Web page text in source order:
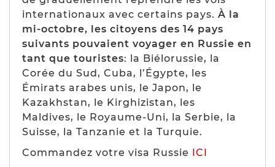
internationaux avec certains pays. À la
mi-octobre, les citoyens des 14 pays
suivants pouvaient voyager en Russie en
tant que touristes: la Biélorussie,
la
Corée du Sud, Cuba, l’Égypte,
les
Émirats arabes unis,
le Japon, le
Kazakhstan, le Kirghizistan,
les
Maldives,
le Royaume-Uni,
la Serbie, la
Suisse, la Tanzanie et la Turquie.
Commandez votre visa Russie
ICI